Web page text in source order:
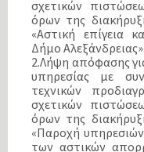
σχετικών
όρων της
«Αστική επίγεια
Δήμο Αλεξάνδρειας».
2.Λήψη απόφασης
υπηρεσίας με
τεχνικών
σχετικών
όρων της
«Παροχή
των αστικών